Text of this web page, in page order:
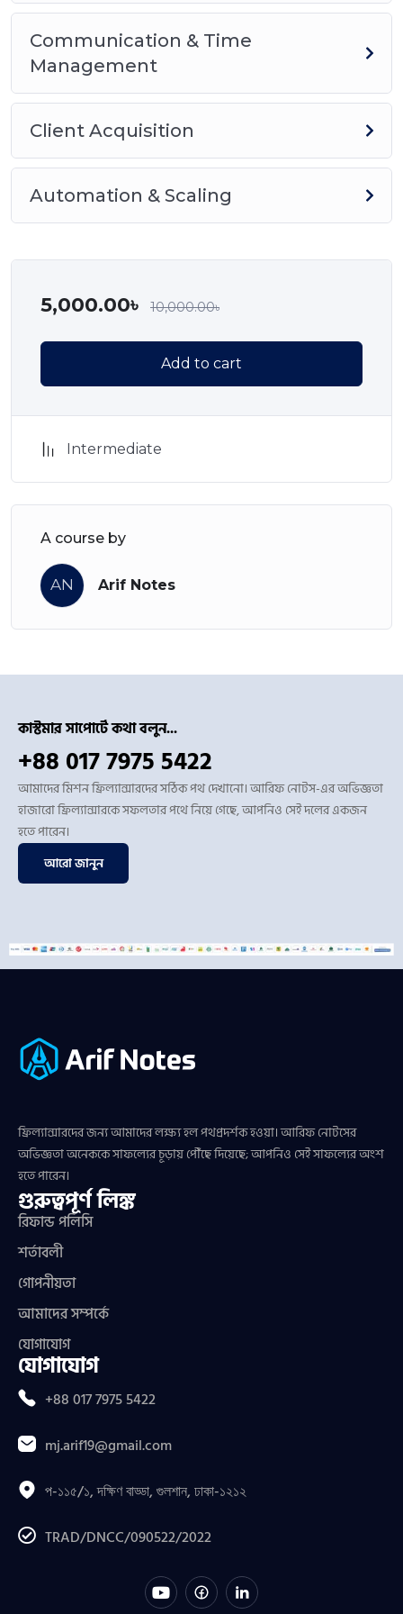
Communication & Time
Management
Client Acquisition
Automation & Scaling
5,000.00৳ 10,000.00৳
Add to cart
Intermediate
A course by
AN Arif Notes
কাস্টমার সাপোর্টে কথা বলুন...
+88 017 7975 5422
আমাদের মিশন ফ্রিল্যান্সারদের সঠিক পথ দেখানো। আরিফ নোটস-এর অভিজ্ঞতা
হাজারো ফ্রিল্যান্সারকে সফলতার পথে নিয়ে গেছে, আপনিও সেই দলের একজন
হতে পারেন।
আরো জানুন
ফ্রিল্যান্সারদের জন্য আমাদের লক্ষ্য হল পথপ্রদর্শক হওয়া। আরিফ নোটসের
অভিজ্ঞতা অনেককে সাফল্যের চূড়ায় পৌঁছে দিয়েছে; আপনিও সেই সাফল্যের অংশ
হতে পারেন।
গুরুত্বপূর্ণ লিঙ্ক
রিফান্ড পলিসি
শর্তাবলী
গোপনীয়তা
আমাদের সম্পর্কে
যোগাযোগ
যোগাযোগ
+88 017 7975 5422
mj.arif19@gmail.com
প-১১৫/১, দক্ষিণ বাড্ডা, গুলশান, ঢাকা-১২১২
TRAD/DNCC/090522/2022